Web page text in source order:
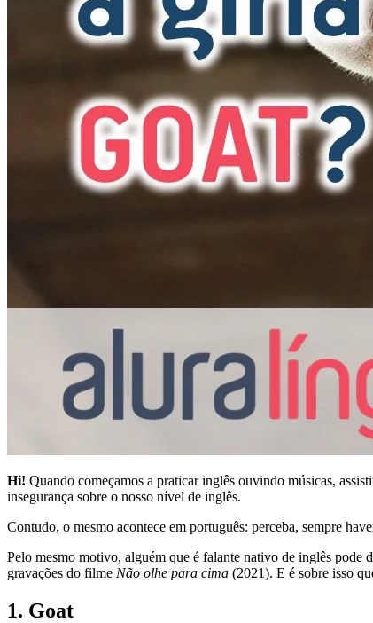
Hi! Quando começamos a praticar inglês ouvindo músicas,
insegurança sobre o nosso nível de inglês.
Contudo, o mesmo acontece em português: perceba, sempre
Pelo mesmo motivo, alguém que é falante nativo de inglês pode
gravações do filme Não olhe para cima (2021). E é sobre isso
1. Goat